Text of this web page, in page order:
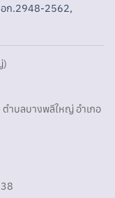
อก.2948-2562,
)
ำบลบางพลีใหญ่ อำเภอ